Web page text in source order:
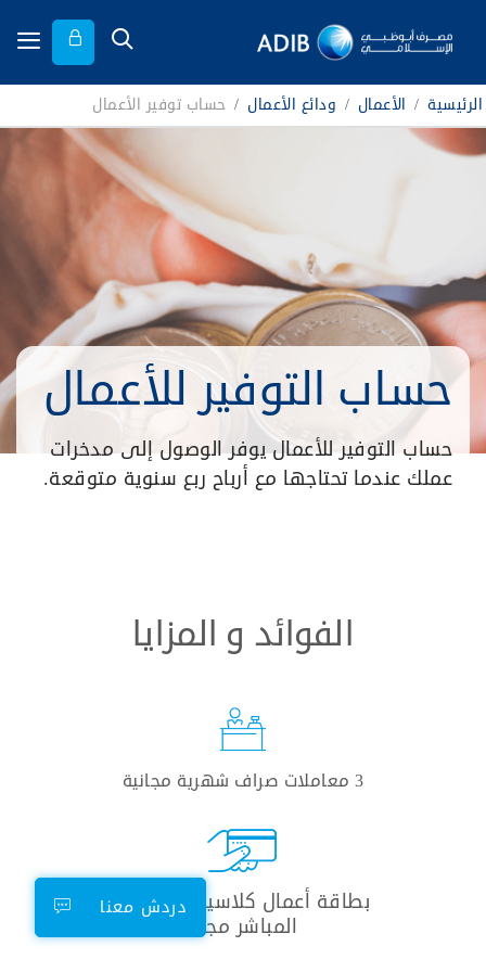
الرئيسية / الأعمال / ودائع الأعمال / حساب توفير الأعمال
حساب التوفير للأعمال
حساب التوفير للأعمال يوفر الوصول إلى مدخرات
عملك عندما تحتاجها مع أرباح ربع سنوية متوقعة.
الفوائد و المزايا
3 معاملات صراف شهرية مجانية
بطاقة أعمال كلاسيكية للخصم
المباشر مجانًا
دردش معنا